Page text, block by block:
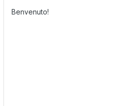
Benvenuto!